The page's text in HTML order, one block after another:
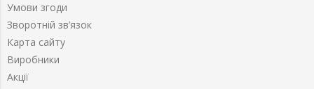
Умови згоди
Зворотній зв’язок
Карта сайту
Виробники
Акції